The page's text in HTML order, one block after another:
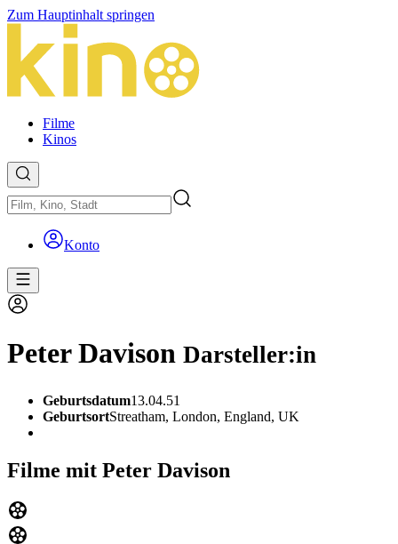
Zum Hauptinhalt springen
Filme
Kinos
Konto
Peter Davison Darsteller:in
Geburtsdatum13.04.51
GeburtsortStreatham, London, England, UK
Filme mit Peter Davison